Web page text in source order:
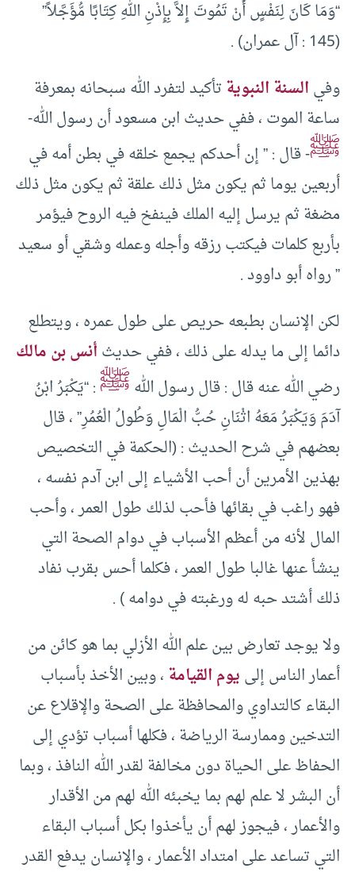
“وَمَا كَانَ لِنَفْسٍ أَنْ تَمُوتَ إِلاَّ بِإِذْنِ اللهِ كِتَابًا مُّؤَجَّلاً”
(145 : آل عمران) .
وفيالسنة النبويةتأكيد لتفرد الله سبحانه بمعرفة
ساعة الموت ، ففي حديث ابن مسعود أن رسول الله-
ﷺ- قال : ” إن أحدكم يجمع خلقه في بطن أمه في
أربعين يوما ثم يكون مثل ذلك علقة ثم يكون مثل ذلك
مضغة ثم يرسل إليه الملك فينفخ فيه الروح فيؤمر
بأربع كلمات فيكتب رزقه وأجله وعمله وشقي أو سعيد
” رواه أبو داوود .
لكن الإنسان بطبعه حريص على طول عمره ، ويتطلع
دائما إلى ما يدله على ذلك ، ففي حديثأنس بن مالك
رضي الله عنه قال : قال رسول اللهﷺ: “يَكْبَرُ ابْنُ
آدَمَ وَيَكْبَرُ مَعَهُ اثْنَانِ حُبُّ الْمَالِ وَطُولُ الْعُمُرِ” ، قال
بعضهم في شرح الحديث : (الحكمة في التخصيص
بهذين الأمرين أن أحب الأشياء إلى ابن آدم نفسه ،
فهو راغب في بقائها فأحب لذلك طول العمر ، وأحب
المال لأنه من أعظم الأسباب في دوام الصحة التي
ينشأ عنها غالبا طول العمر ، فكلما أحس بقرب نفاد
ذلك أشتد حبه له ورغبته في دوامه ‏) .‏
ولا يوجد تعارض بين علم الله الأزلي بما هو كائن من
أعمار الناس إلىيوم القيامة، وبين الأخذ بأسباب
البقاء كالتداوي والمحافظة على الصحة والإقلاع عن
التدخين وممارسة الرياضة ، فكلها أسباب تؤدي إلى
الحفاظ على الحياة دون مخالفة لقدر الله النافذ ، وبما
أن البشر لا علم لهم بما يخبئه الله لهم من الأقدار
والأعمار ، فيجوز لهم أن يأخذوا بكل أسباب البقاء
التي تساعد على امتداد الأعمار ، والإنسان يدفع القدر